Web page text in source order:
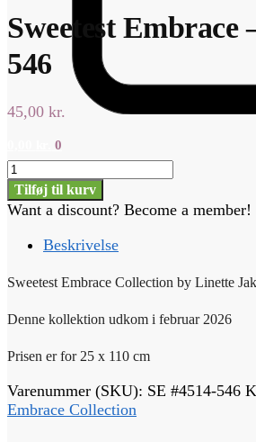
0
Sweetest Embrace –
546
45,00 kr.
Sweetest
Embrace
-
4514-
antal
Tilføj til kurv
Want a discount? Become a member!
Beskrivelse
Sweetest Embrace Collection by Linette
Denne kollektion udkom i februar 2026
Prisen er for 25 x 110 cm
Varenummer (SKU): SE #4514-546
Embrace Collection